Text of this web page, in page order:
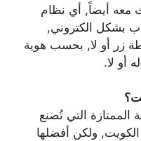
معه أيضاً, أي نظام
بشكل الكتروني,
زر أو لا, بحسب هوية
أو لا.
الممتازة التي تُصنع
ولكن أفضلها